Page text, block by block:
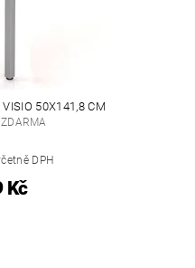
VISIO 50X141,8 CM
DPH
Kč